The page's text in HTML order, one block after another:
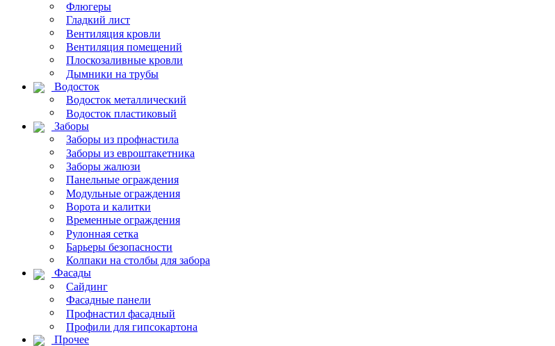
Флюгеры
Гладкий лист
Вентиляция кровли
Вентиляция помещений
Плоскозаливные кровли
Дымники на трубы
Водосток
Водосток металлический
Водосток пластиковый
Заборы
Заборы из профнастила
Заборы из евроштакетника
Заборы жалюзи
Панельные ограждения
Модульные ограждения
Ворота и калитки
Временные ограждения
Рулонная сетка
Барьеры безопасности
Колпаки на столбы для забора
Фасады
Сайдинг
Фасадные панели
Профнастил фасадный
Профили для гипсокартона
Прочее